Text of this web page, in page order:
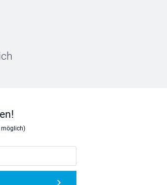
möglich)